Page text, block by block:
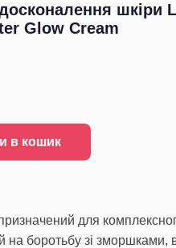
шкіри
Glow Cream
в кошик
для
на боротьбу зі зморшками,